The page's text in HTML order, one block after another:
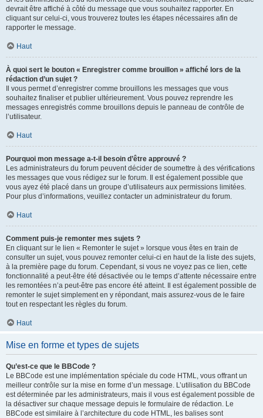
devrait être affiché à côté du message que vous souhaitez rapporter. En
cliquant sur celui-ci, vous trouverez toutes les étapes nécessaires afin de
rapporter le message.
Haut
À quoi sert le bouton « Enregistrer comme brouillon » affiché lors de la
rédaction d’un sujet ?
Il vous permet d’enregistrer comme brouillons les messages que vous
souhaitez finaliser et publier ultérieurement. Vous pouvez reprendre les
messages enregistrés comme brouillons depuis le panneau de contrôle de
l’utilisateur.
Haut
Pourquoi mon message a-t-il besoin d’être approuvé ?
Les administrateurs du forum peuvent décider de soumettre à des vérifications
les messages que vous rédigez sur le forum. Il est également possible que
vous ayez été placé dans un groupe d’utilisateurs aux permissions limitées.
Pour plus d’informations, veuillez contacter un administrateur du forum.
Haut
Comment puis-je remonter mes sujets ?
En cliquant sur le lien « Remonter le sujet » lorsque vous êtes en train de
consulter un sujet, vous pouvez remonter celui-ci en haut de la liste des sujets,
à la première page du forum. Cependant, si vous ne voyez pas ce lien, cette
fonctionnalité a peut-être été désactivée ou le temps d’attente nécessaire entre
les remontées n’a peut-être pas encore été atteint. Il est également possible de
remonter le sujet simplement en y répondant, mais assurez-vous de le faire
tout en respectant les règles du forum.
Haut
Mise en forme et types de sujets
Qu’est-ce que le BBCode ?
Le BBCode est une implémentation spéciale du code HTML, vous offrant un
meilleur contrôle sur la mise en forme d’un message. L’utilisation du BBCode
est déterminée par les administrateurs, mais il vous est également possible de
la désactiver sur chaque message depuis le formulaire de rédaction. Le
BBCode est similaire à l’architecture du code HTML, les balises sont